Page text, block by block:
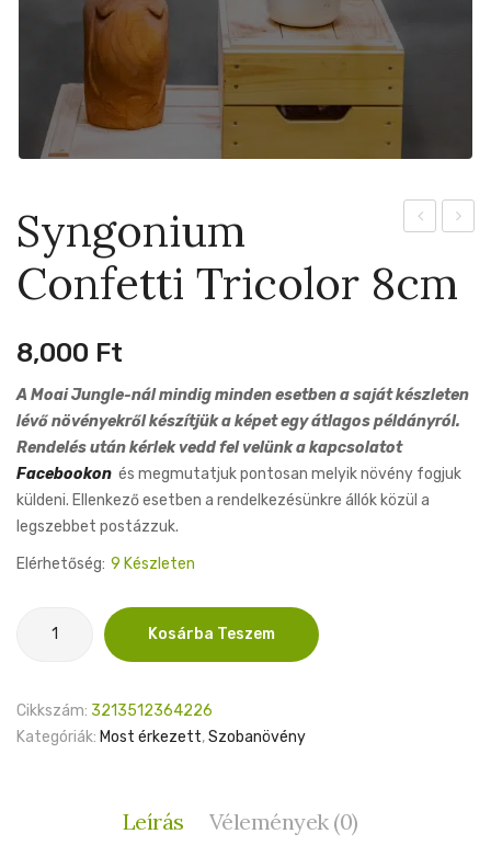
6cm 9cm
Syngonium
Confetti Tricolor 8cm
8,000 Ft
A Moai Jungle-nál mindig minden esetben a saját készleten
lévő növényekről készítjük a képet egy átlagos példányról.
Rendelés után kérlek vedd fel velünk a kapcsolatot
Facebookon és megmutatjuk pontosan melyik növény fogjuk
küldeni. Ellenkező esetben a rendelkezésünkre állók közül a
legszebbet postázzuk.
Elérhetőség: 9 Készleten
Kosárba Teszem
Cikkszám: 3213512364226
Kategóriák: Most érkezett,Szobanövény
Leírás Vélemények (0)